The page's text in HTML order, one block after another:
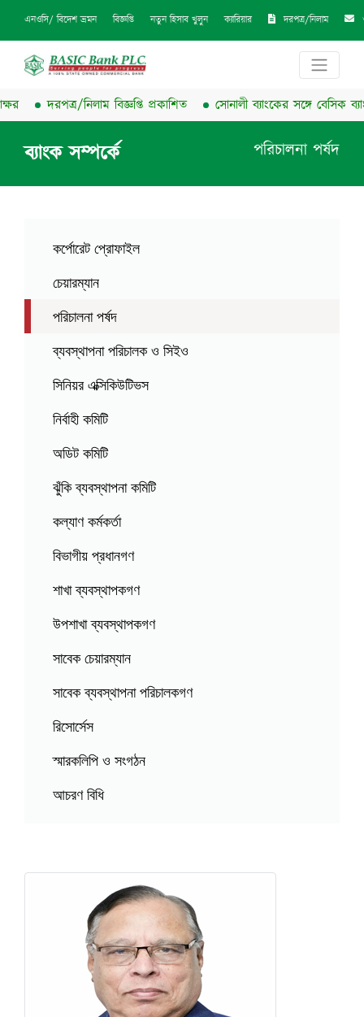
এনওসি/ বিদেশ ভ্রমন বিজ্ঞপ্তি নতুন হিসাব খুলুন ক্যারিয়ার দরপত্র/নিলাম
দরপত্র/নিলাম বিজ্ঞপ্তি প্রকাশিত সোনালী ব্যাংকের সঙ্গে বেসিক ব্যাংকের
ব্যাংক সম্পর্কে পরিচালনা পর্ষদ
কর্পোরেট প্রোফাইল
চেয়ারম্যান
পরিচালনা পর্ষদ
ব্যবস্থাপনা পরিচালক ও সিইও
সিনিয়র এক্সিকিউটিভস
নির্বাহী কমিটি
অডিট কমিটি
ঝুঁকি ব্যবস্থাপনা কমিটি
কল্যাণ কর্মকর্তা
বিভাগীয় প্রধানগণ
শাখা ব্যবস্থাপকগণ
উপশাখা ব্যবস্থাপকগণ
সাবেক চেয়ারম্যান
সাবেক ব্যবস্থাপনা পরিচালকগণ
রিসোর্সেস
স্মারকলিপি ও সংগঠন
আচরণ বিধি